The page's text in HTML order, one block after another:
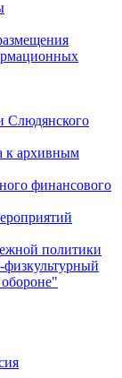
Слюдянского
к архивным
финансового
политики